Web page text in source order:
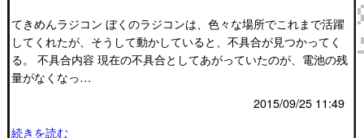
てきめんラジコン ぼくのラジコンは、色々な場所でこれまで活躍
してくれたが、そうして動かしていると、不具合が見つかってく
る。 不具合内容 現在の不具合としてあがっていたのが、電池の残
量がなくなっ…
2015/09/25 11:49
続きを読む